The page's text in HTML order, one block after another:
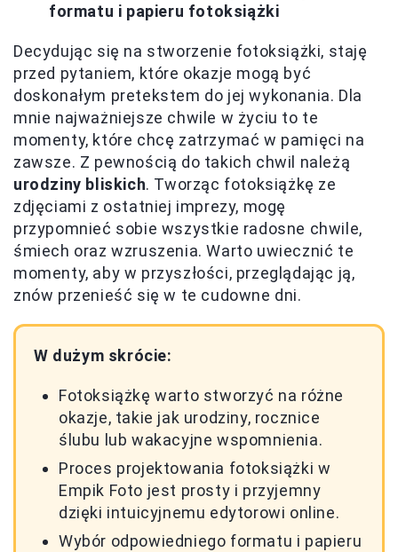
formatu i papieru fotoksiążki
Decydując się na stworzenie fotoksiążki, staję
przed pytaniem, które okazje mogą być
doskonałym pretekstem do jej wykonania. Dla
mnie najważniejsze chwile w życiu to te
momenty, które chcę zatrzymać w pamięci na
zawsze. Z pewnością do takich chwil należą
urodziny bliskich. Tworząc fotoksiążkę ze
zdjęciami z ostatniej imprezy, mogę
przypomnieć sobie wszystkie radosne chwile,
śmiech oraz wzruszenia. Warto uwiecznić te
momenty, aby w przyszłości, przeglądając ją,
znów przenieść się w te cudowne dni.
W dużym skrócie:
Fotoksiążkę warto stworzyć na różne
okazje, takie jak urodziny, rocznice
ślubu lub wakacyjne wspomnienia.
Proces projektowania fotoksiążki w
Empik Foto jest prosty i przyjemny
dzięki intuicyjnemu edytorowi online.
Wybór odpowiedniego formatu i papieru